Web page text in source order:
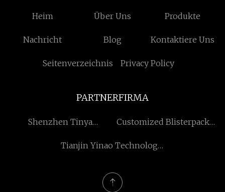
Heim Über Uns Produkte
Nachricht Blog Kontaktiere Uns
Seitenverzeichnis Privacy Policy
PARTNERFIRMA
Shenzhen Tinya
Co., Ltd.
Customized Blisterpacks
Tianjin Yinao Technologie